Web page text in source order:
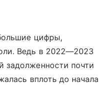
цифры,
Ведь в 2022—2023
задолженности почти
вплоть до начала